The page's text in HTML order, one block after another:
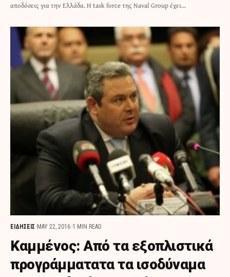
αποδόσεις για την Ελλάδα. H task force της Naval Group έχει…
ΕΙΔΗΣΕΙΣ MAY 22, 2016 1 MIN READ
Καμμένος: Από τα εξοπλιστικά
προγράμματατα τα ισοδύναμα